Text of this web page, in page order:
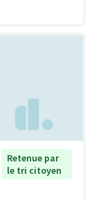
Retenue par
le tri citoyen